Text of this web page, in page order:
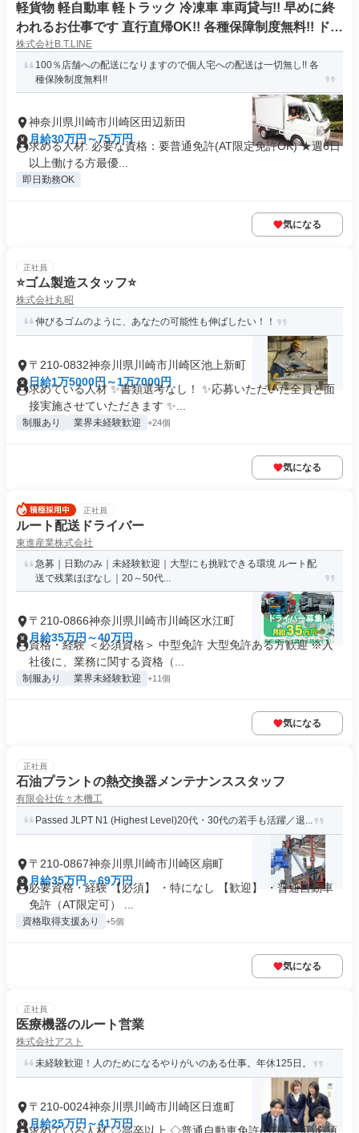
軽貨物 軽自動車 軽トラック 冷凍車 車両貸与!! 早めに終
われるお仕事です 直行直帰OK!! 各種保障制度無料!! ドラ
イバー 運転手 冷凍 冷蔵 食品 配送
株式会社B.T.LINE
100％店舗への配送になりますので個人宅への配送は一切無し!! 各
種保険制度無料!!
神奈川県川崎市川崎区田辺新田
月給30万円～75万円
求める人材: 必要な資格：要普通免許(AT限定免許OK) ★週6日
以上働ける方最優...
即日勤務OK
気になる
正社員
⭐ゴム製造スタッフ⭐
株式会社丸昭
伸びるゴムのように、あなたの可能性も伸ばしたい！！
〒210-0832神奈川県川崎市川崎区池上新町
日給1万5000円～1万7000円
求めている人材 ✨書類選考なし！ ✨応募いただいた全員と面
接実施させていただきます ✨...
制服あり 業界未経験歓迎 +24個
気になる
正社員
ルート配送ドライバー
東進産業株式会社
急募｜日勤のみ｜未経験歓迎｜大型にも挑戦できる環境 ルート配
送で残業ほぼなし｜20～50代...
〒210-0866神奈川県川崎市川崎区水江町
月給35万円～40万円
資格・経験 ＜必須資格＞ 中型免許 大型免許ある方歓迎 ※入
社後に、業務に関する資格（...
制服あり 業界未経験歓迎 +11個
気になる
正社員
石油プラントの熱交換器メンテナンススタッフ
有限会社佐々木機工
Passed JLPT N1 (Highest Level)20代・30代の若手も活躍／退...
〒210-0867神奈川県川崎市川崎区扇町
月給35万円～69万円
必要資格・経験 【必須】 ・特になし 【歓迎】 ・普通自動車
免許（AT限定可） ...
資格取得支援あり +5個
気になる
正社員
医療機器のルート営業
株式会社アスト
未経験歓迎！人のためになるやりがいのある仕事。年休125日。
〒210-0024神奈川県川崎市川崎区日進町
月給25万円～41万円